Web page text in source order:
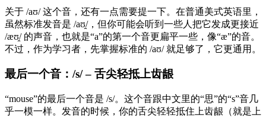
关于 /aʊ/ 这个音，还有一点需要提一下。在普通美式英语里，
虽然标准发音是 /aʊ̯/，但你可能会听到一些人把它发成更接近
/æʊ̯/ 的声音，也就是“a”的第一个音更扁平一些，像“æ”的音。
不过，作为学习者，先掌握标准的 /aʊ/ 就足够了，它更通用。
最后一个音：/s/ – 舌尖轻抵上齿龈
“mouse”的最后一个音是 /s/。这个音跟中文里的“思”的“s”音几
乎一模一样。发音的时候，你的舌尖轻轻抵住上齿龈（就是上